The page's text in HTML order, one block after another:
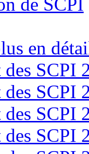
de SCPI
en
des SCPI
des SCPI
des SCPI
des SCPI